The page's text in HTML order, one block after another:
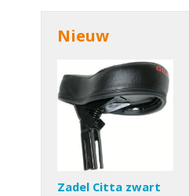
Nieuw
Zadel Citta zwart